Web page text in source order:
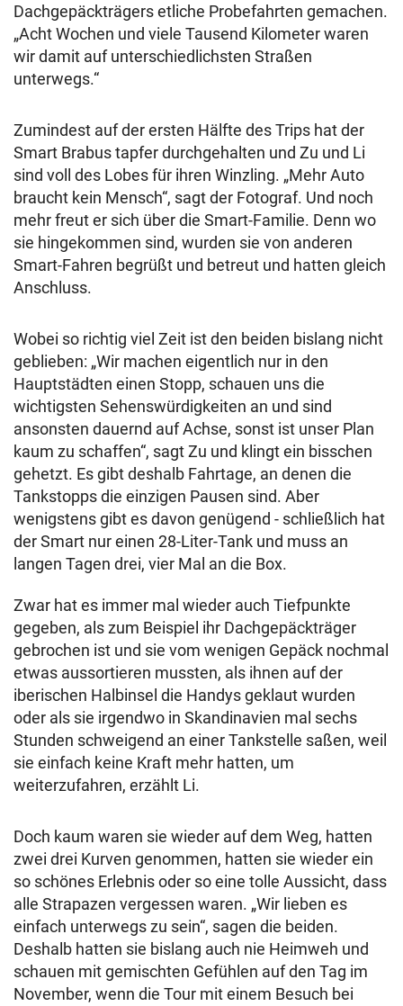
Dachgepäckträgers etliche Probefahrten gemachen.
„Acht Wochen und viele Tausend Kilometer waren
wir damit auf unterschiedlichsten Straßen
unterwegs.“
Zumindest auf der ersten Hälfte des Trips hat der
Smart Brabus tapfer durchgehalten und Zu und Li
sind voll des Lobes für ihren Winzling. „Mehr Auto
braucht kein Mensch“, sagt der Fotograf. Und noch
mehr freut er sich über die Smart-Familie. Denn wo
sie hingekommen sind, wurden sie von anderen
Smart-Fahren begrüßt und betreut und hatten gleich
Anschluss.
Wobei so richtig viel Zeit ist den beiden bislang nicht
geblieben: „Wir machen eigentlich nur in den
Hauptstädten einen Stopp, schauen uns die
wichtigsten Sehenswürdigkeiten an und sind
ansonsten dauernd auf Achse, sonst ist unser Plan
kaum zu schaffen“, sagt Zu und klingt ein bisschen
gehetzt. Es gibt deshalb Fahrtage, an denen die
Tankstopps die einzigen Pausen sind. Aber
wenigstens gibt es davon genügend - schließlich hat
der Smart nur einen 28-Liter-Tank und muss an
langen Tagen drei, vier Mal an die Box.
Zwar hat es immer mal wieder auch Tiefpunkte
gegeben, als zum Beispiel ihr Dachgepäckträger
gebrochen ist und sie vom wenigen Gepäck nochmal
etwas aussortieren mussten, als ihnen auf der
iberischen Halbinsel die Handys geklaut wurden
oder als sie irgendwo in Skandinavien mal sechs
Stunden schweigend an einer Tankstelle saßen, weil
sie einfach keine Kraft mehr hatten, um
weiterzufahren, erzählt Li.
Doch kaum waren sie wieder auf dem Weg, hatten
zwei drei Kurven genommen, hatten sie wieder ein
so schönes Erlebnis oder so eine tolle Aussicht, dass
alle Strapazen vergessen waren. „Wir lieben es
einfach unterwegs zu sein“, sagen die beiden.
Deshalb hatten sie bislang auch nie Heimweh und
schauen mit gemischten Gefühlen auf den Tag im
November, wenn die Tour mit einem Besuch bei